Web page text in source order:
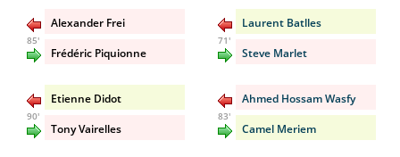
Alexander Frei
85'
Frédéric Piquionne
Etienne Didot
90'
Tony Vairelles
Laurent Batlles
71'
Steve Marlet
Ahmed Hossam Wasfy
83'
Camel Meriem